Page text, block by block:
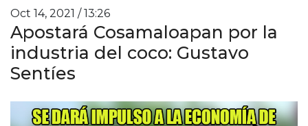
Oct 14, 2021 / 13:26
Apostará Cosamaloapan por la
industria del coco: Gustavo
Sentíes